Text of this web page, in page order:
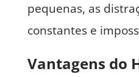
pequenas, as
constantes e
Vantagens do